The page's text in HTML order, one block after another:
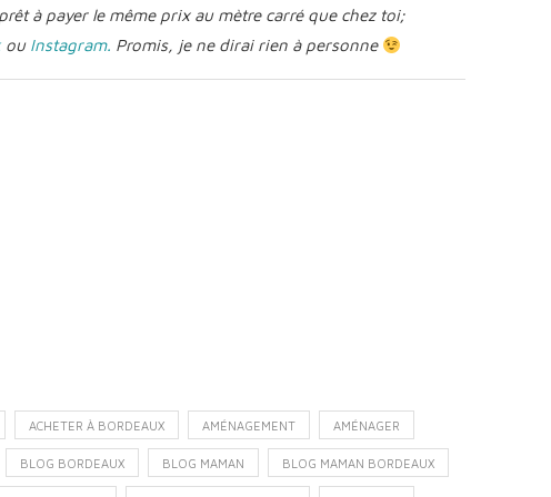
à payer le même prix au mètre carré que chez toi;
ou Instagram. Promis, je ne dirai rien à personne
ACHETER À BORDEAUX AMÉNAGEMENT AMÉNAGER
BLOG BORDEAUX BLOG MAMAN BLOG MAMAN BORDEAUX